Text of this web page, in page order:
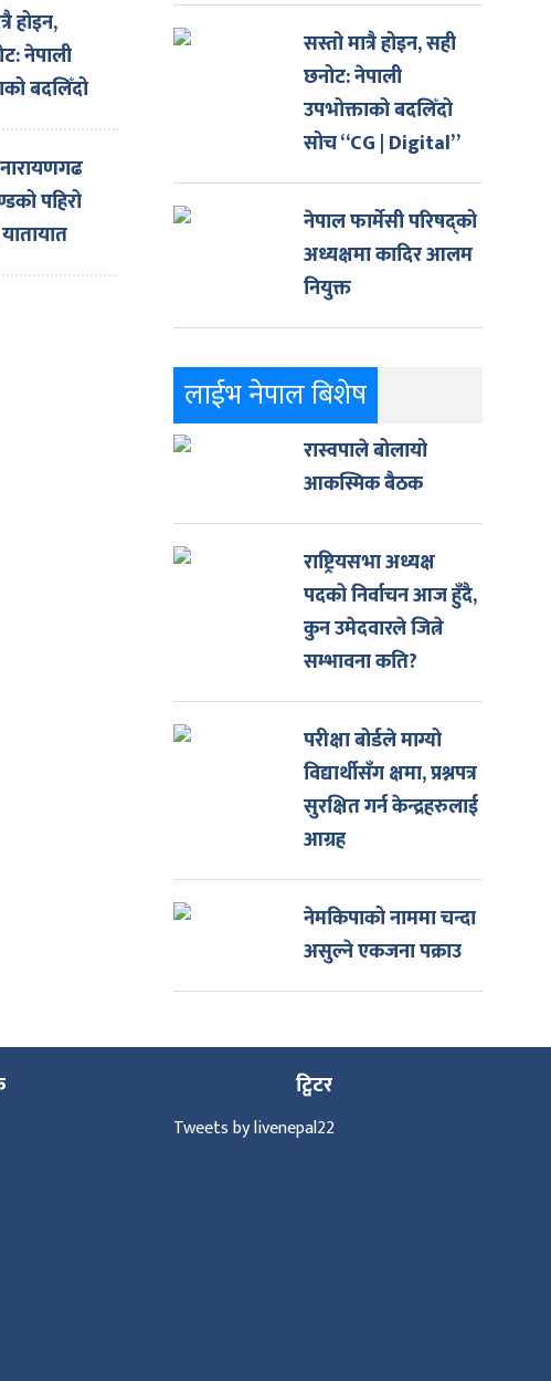
होइन,
नेपाली
बदलिँदो
|
पहिरो
सस्तो मात्रै होइन, सही
छनोट: नेपाली
उपभोक्ताको बदलिँदो
सोच “CG | Digital”
नेपाल फार्मेसी परिषद्को
अध्यक्षमा कादिर आलम
नियुक्त
लाईभ नेपाल बिशेष
रास्वपाले बोलायो
आकस्मिक बैठक
राष्ट्रियसभा अध्यक्ष
पदको निर्वाचन आज हुँदै,
कुन उमेदवारले जित्ने
सम्भावना कति?
परीक्षा बोर्डले माग्यो
विद्यार्थीसँग क्षमा, प्रश्नपत्र
सुरक्षित गर्न केन्द्रहरुलाई
आग्रह
नेमकिपाको नाममा चन्दा
असुल्ने एकजना पक्राउ
ट्विटर
Tweets by livenepal22